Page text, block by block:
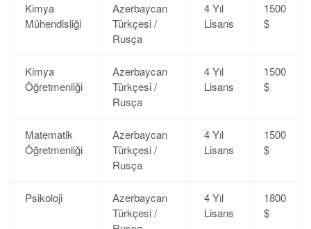
Kimya
Mühendisliği
Azerbaycan
Türkçesi /
Rusça
4 Yıl
Lisans
1500
$
Kimya
Öğretmenliği
Azerbaycan
Türkçesi /
Rusça
4 Yıl
Lisans
1500
$
Matematik
Öğretmenliği
Azerbaycan
Türkçesi /
Rusça
4 Yıl
Lisans
1500
$
Psikoloji
Azerbaycan
Türkçesi /
4 Yıl
Lisans
1800
$